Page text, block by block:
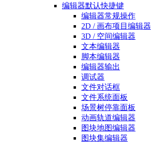
编辑器默认快捷键
编辑器常规操作
2D / 画布项目编辑器
3D / 空间编辑器
文本编辑器
脚本编辑器
编辑器输出
调试器
文件对话框
文件系统面板
场景树停靠面板
动画轨道编辑器
图块地图编辑器
图块集编辑器